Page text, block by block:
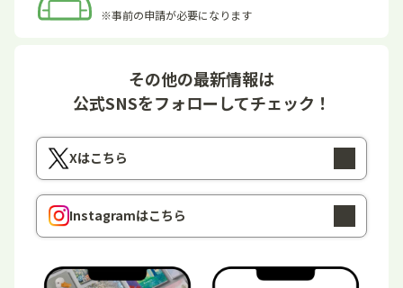
※事前の申請が必要になります
その他の最新情報は
公式SNSをフォローしてチェック！
Xはこちら
Instagramはこちら